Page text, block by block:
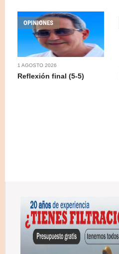
OPINIONES
1 AGOSTO 2026
Reflexión final (5-5)